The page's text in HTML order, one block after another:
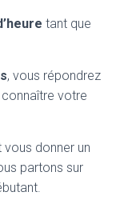
tant que
, vous répondrez
votre
donner un
partons sur